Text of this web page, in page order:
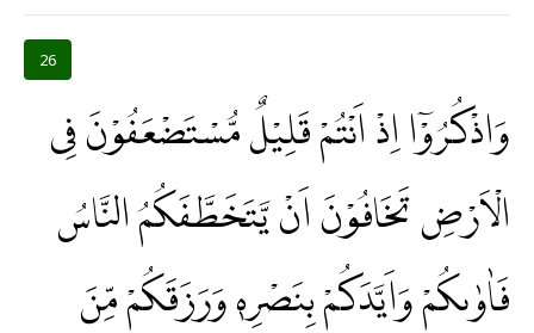
26
وَاذْكُرُوْٓا اِذْ اَنْتُمْ قَلِيْلٌ مُّسْتَضْعَفُوْنَ فِى
الْاَرْضِ تَخَافُوْنَ اَنْ يَّتَخَطَّفَكُمُ النَّاسُ
فَاٰوٰىكُمْ وَاَيَّدَكُمْ بِنَصْرِهٖ وَرَزَقَكُمْ مِّنَ